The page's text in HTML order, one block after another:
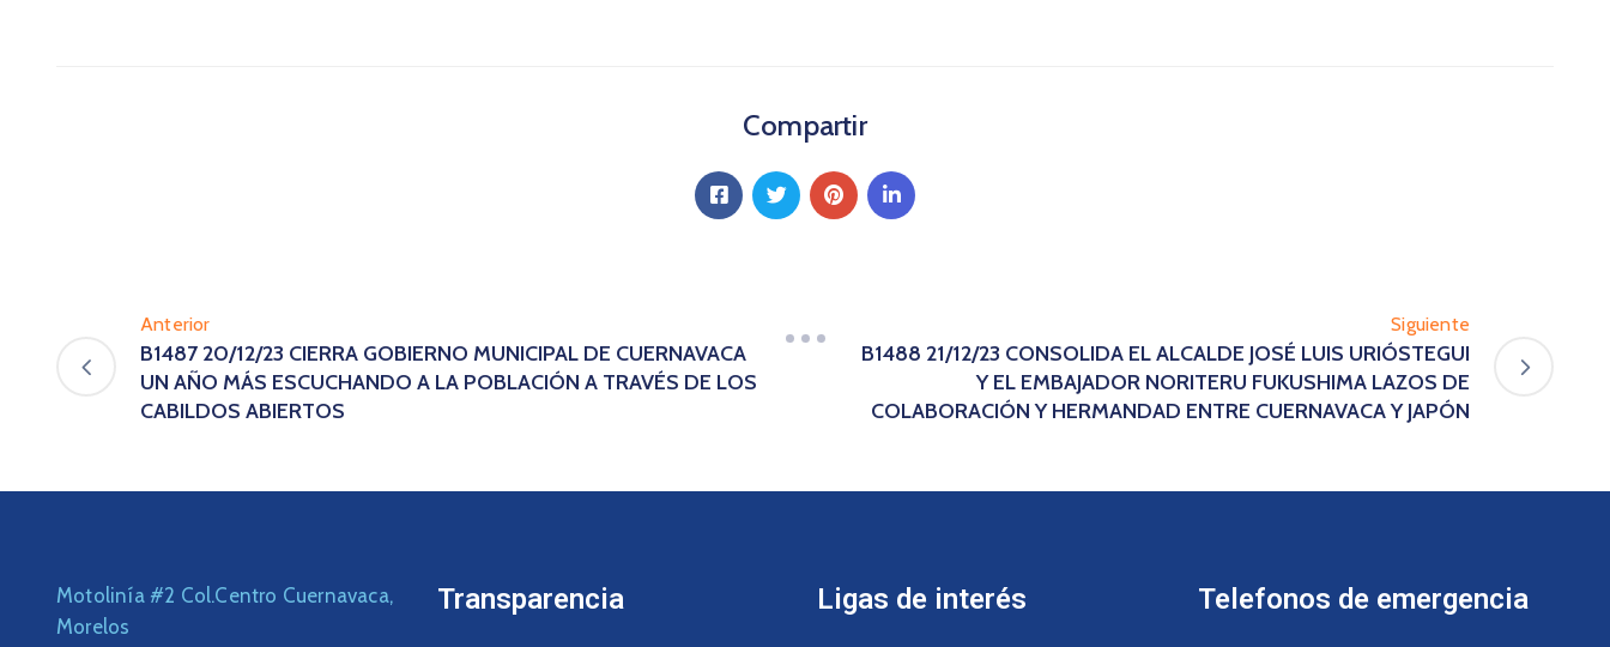
Compartir
Anterior
B1487 20/12/23 CIERRA GOBIERNO MUNICIPAL DE CUERNAVACA
UN AÑO MÁS ESCUCHANDO A LA POBLACIÓN A TRAVÉS DE LOS
CABILDOS ABIERTOS
Siguiente
B1488 21/12/23 CONSOLIDA EL ALCALDE JOSÉ LUIS URIÓSTEGUI
Y EL EMBAJADOR NORITERU FUKUSHIMA LAZOS DE
COLABORACIÓN Y HERMANDAD ENTRE CUERNAVACA Y JAPÓN
Motolinía #2 Col.Centro Cuernavaca,
Morelos
Transparencia Ligas de interés Telefonos de emergencia